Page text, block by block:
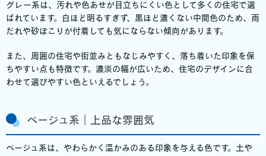
グレー系は、汚れや色あせが目立ちにくい色として多くの住宅で選
ばれています。白ほど明るすぎず、黒ほど濃くない中間色のため、雨
だれや砂ぼこりが付着しても気にならない傾向があります。
また、周囲の住宅や街並みともなじみやすく、落ち着いた印象を保
ちやすい点も特徴です。濃淡の幅が広いため、住宅のデザインに合
わせて選びやすい色といえるでしょう。
ベージュ系｜上品な雰囲気
ベージュ系は、やわらかく温かみのある印象を与える色です。土や